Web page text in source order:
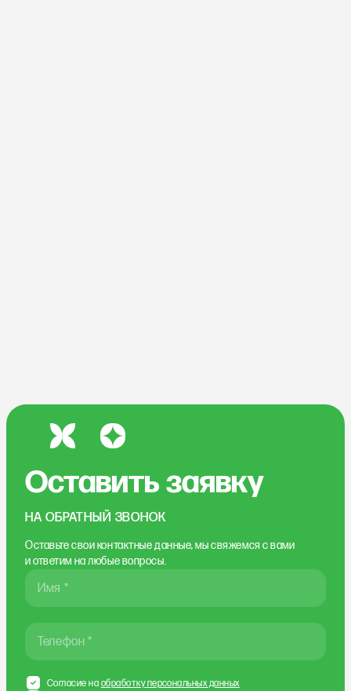
Оставить заявку
НА ОБРАТНЫЙ ЗВОНОК
Оставьте свои контактные данные, мы свяжемсяс вами
и ответим на любые вопросы.
Имя *
Телефон *
Согласие на обработку персональных данных